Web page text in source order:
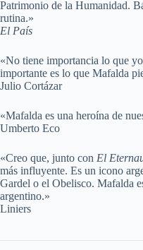
Patrimonio de la Humanidad.
rutina.»
El País
«No tiene importancia lo que
importante es lo que Mafalda
Julio Cortázar
«Mafalda es una heroína de
Umberto Eco
«Creo que, junto con El
más influyente. Es un icono
Gardel o el Obelisco. Mafalda
argentino.»
Liniers